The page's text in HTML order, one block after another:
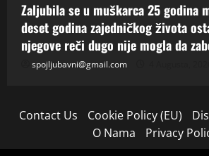
Zaljubila se u muškarca 25 godina
deset godina zajedničkog života
njegove reči dugo nije mogla da
spojljubavni@gmail.com
Contact Us Cookie Policy (EU)
O Nama
Privacy